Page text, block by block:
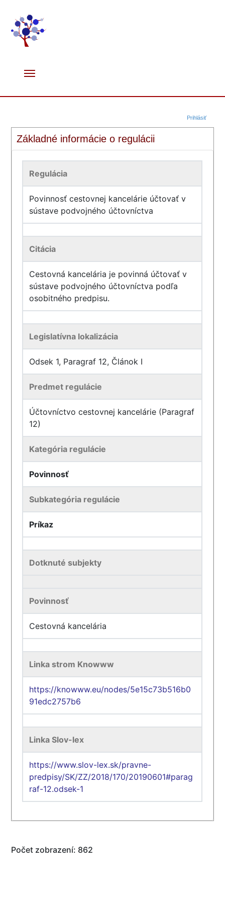
Prihlásiť
Základné informácie o regulácii
Regulácia
Povinnosť cestovnej kancelárie účtovať v
sústave podvojného účtovníctva
Citácia
Cestovná kancelária je povinná účtovať v
sústave podvojného účtovníctva podľa
osobitného predpisu.
Legislatívna lokalizácia
Odsek 1, Paragraf 12, Článok I
Predmet regulácie
Účtovníctvo cestovnej kancelárie (Paragraf
12)
Kategória regulácie
Povinnosť
Subkategória regulácie
Príkaz
Dotknuté subjekty
Povinnosť
Cestovná kancelária
Linka strom Knowww
https://knowww.eu/nodes/5e15c73b516b0
91edc2757b6
Linka Slov-lex
https://www.slov-lex.sk/pravne-
predpisy/SK/ZZ/2018/170/20190601#parag
raf-12.odsek-1
Počet zobrazení: 862